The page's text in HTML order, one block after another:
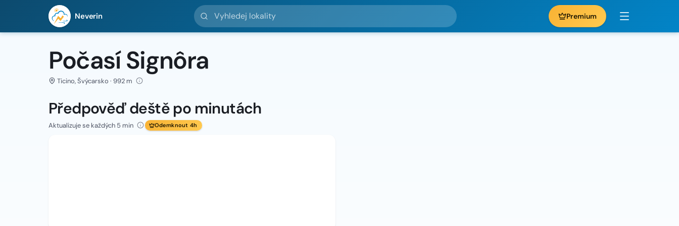
Neverin
Vyhledej lokality
Premium
Počasí Signôra
Ticino, Švýcarsko · 992 m
Předpověď deště po minutách
Aktualizuje se každých 5 min Odemknout 4h